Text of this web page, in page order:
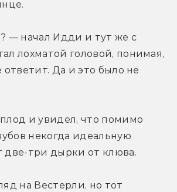
— начал Идди и тут же с
лохматой головой, понимая,
ответит. Да и это было не
и увидел, что помимо
некогда идеальную
две-три дырки от клюва.
на Вестерли, но тот